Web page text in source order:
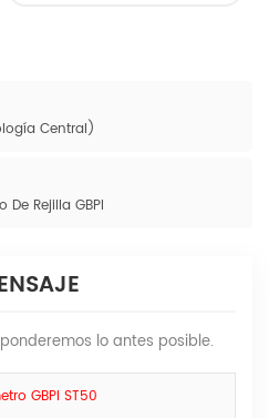
Central)
Rejilla GBPI
lo antes posible.
GBPI ST50